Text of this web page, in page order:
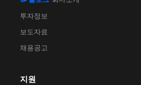
투자정보
보도자료
채용공고
지원